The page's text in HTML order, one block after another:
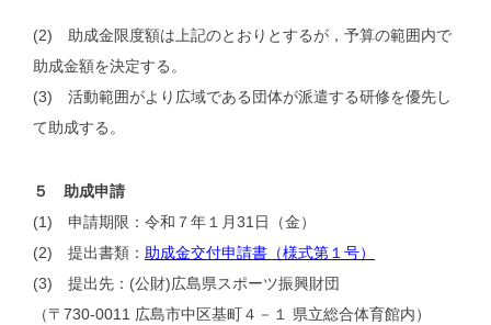
(2) 助成金限度額は上記のとおりとするが，予算の範囲内で
助成金額を決定する。
(3) 活動範囲がより広域である団体が派遣する研修を優先し
て助成する。
５ 助成申請
(1) 申請期限：令和７年１月31日（金）
(2) 提出書類： 助成金交付申請書（様式第１号）
(3) 提出先：(公財)広島県スポーツ振興財団
（〒730-0011 広島市中区基町４－１ 県立総合体育館内）